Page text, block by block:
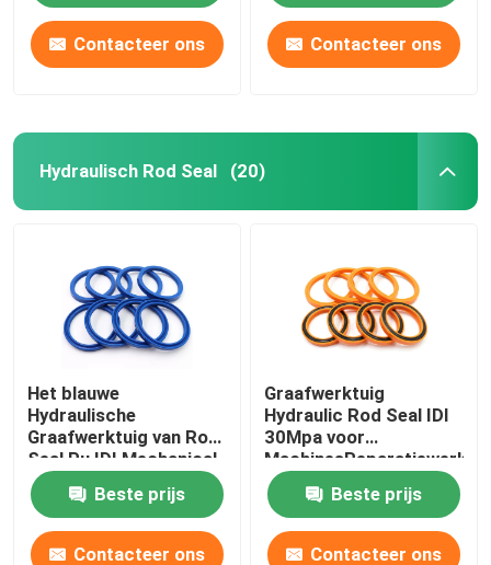
Contacteer ons Contacteer ons
Hydraulisch Rod Seal (20)
Het blauwe
Hydraulische
Graafwerktuig van Rod
Seal Pu IDI Mechanical
Oil Seal For
Beste prijs
Contacteer ons
Graafwerktuig
Hydraulic Rod Seal IDI
30Mpa voor
Beste prijs
Contacteer ons